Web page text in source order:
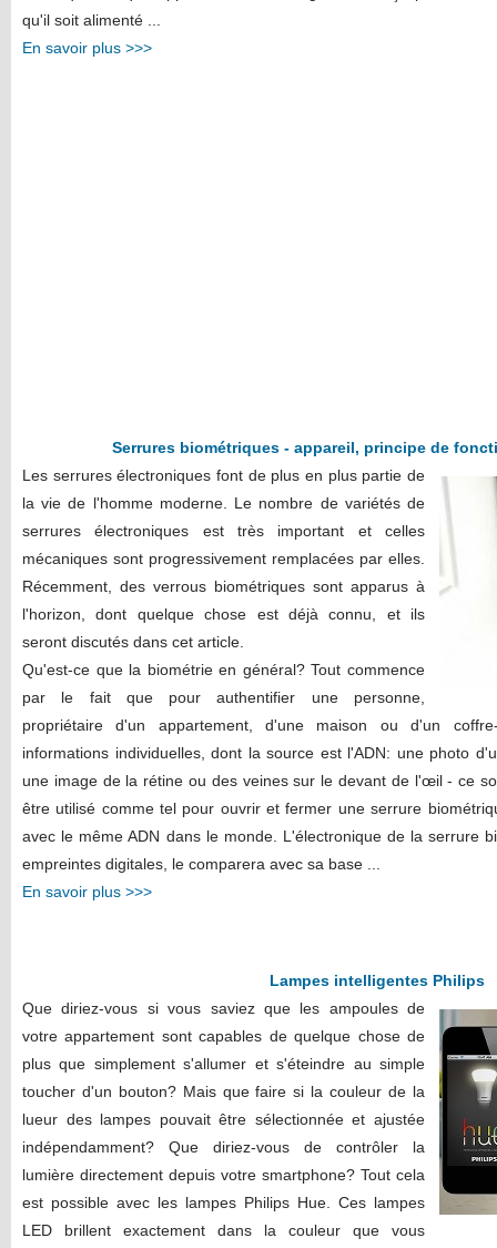
qu'il soit alimenté ...
En savoir plus >>>
Serrures biométriques - appareil, principe de
Les serrures électroniques font de plus en plus partie de
la vie de l'homme moderne. Le nombre de variétés de
serrures électroniques est très important et celles
mécaniques sont progressivement remplacées par elles.
Récemment, des verrous biométriques sont apparus à
l'horizon, dont quelque chose est déjà connu, et ils
seront discutés dans cet article.
Qu'est-ce que la biométrie en général? Tout commence
par le fait que pour authentifier une personne,
propriétaire d'un appartement, d'une maison ou d'un
informations individuelles, dont la source est l'ADN: une photo
une image de la rétine ou des veines sur le devant de l'œil - ce
être utilisé comme tel pour ouvrir et fermer une serrure
avec le même ADN dans le monde. L'électronique de la serrure
empreintes digitales, le comparera avec sa base ...
En savoir plus >>>
Lampes intelligentes Philips
Que diriez-vous si vous saviez que les ampoules de
votre appartement sont capables de quelque chose de
plus que simplement s'allumer et s'éteindre au simple
toucher d'un bouton? Mais que faire si la couleur de la
lueur des lampes pouvait être sélectionnée et ajustée
indépendamment? Que diriez-vous de contrôler la
lumière directement depuis votre smartphone? Tout cela
est possible avec les lampes Philips Hue. Ces lampes
LED brillent exactement dans la couleur que vous